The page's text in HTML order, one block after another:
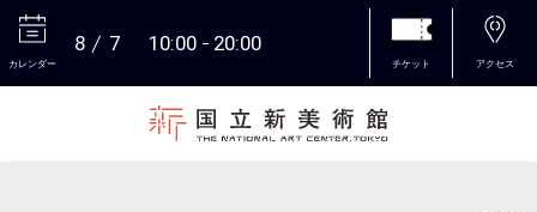
カレンダー
8 7 10:00 20:00
チケット アクセス